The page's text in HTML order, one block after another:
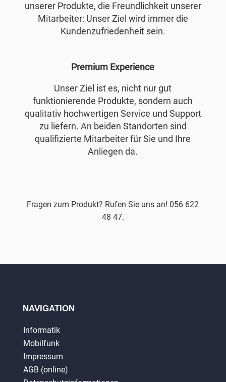
unserer Produkte, die Freundlichkeit unserer
Mitarbeiter: Unser Ziel wird immer die
Kundenzufriedenheit sein.
Premium Experience
Unser Ziel ist es, nicht nur gut
funktionierende Produkte, sondern auch
qualitativ hochwertigen Service und Support
zu liefern. An beiden Standorten sind
qualifizierte Mitarbeiter für Sie und Ihre
Anliegen da.
Fragen zum Produkt? Rufen Sie uns an! 056 622
48 47.
NAVIGATION
Informatik
Mobilfunk
Impressum
AGB (online)